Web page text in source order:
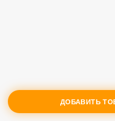
ДОБАВИТЬ